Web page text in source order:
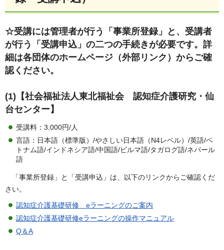
☆受講には管理者が行う「事業所登録」と、受講者
が行う「受講申込」の二つの手続きが必要です。詳
細は各団体のホームページ（外部リンク）からご確
認ください。
(1)【社会福祉法人東北福祉会 認知症介護研究・仙
台センター】
受講料：3,000円/人
言語：日本語（標準版）/やさしい日本語（N4レベル）/英語/ベ
トナム語/インドネシア語/中国語/ビルマ語/タガログ語/ネパール
語
「事業所登録」と「受講申込」は、以下のリンクからご確認くだ
さい。
認知症介護基礎研修 eラーニングのご案内
認知症介護基礎研修eラーニングの操作マニュアル
Q＆A